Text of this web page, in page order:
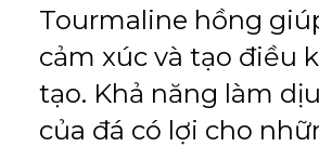
Tourmaline hồng
cảm xúc và tạo điều
tạo. Khả năng làm
của đá có lợi cho